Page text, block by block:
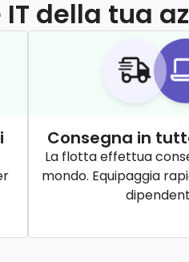
della tua
Consegna in
La flotta effettua
mondo. Equipaggia